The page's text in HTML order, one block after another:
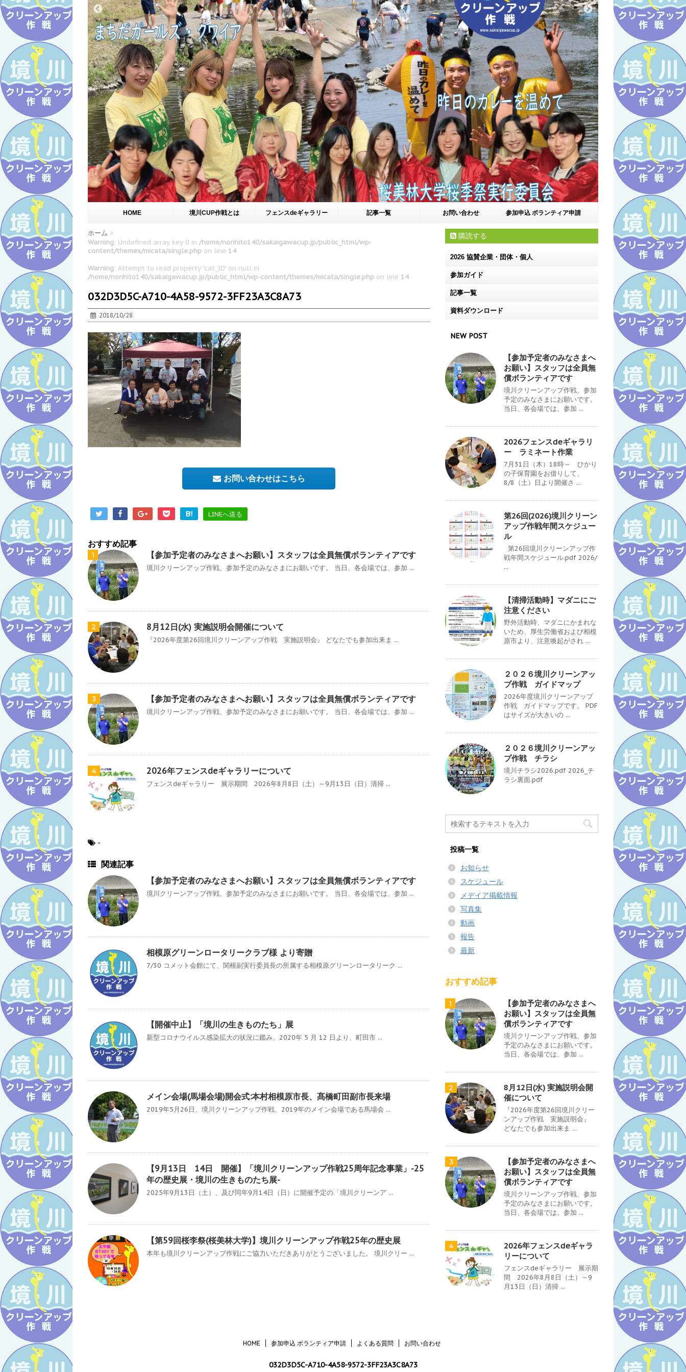
HOME 境川CUP作戦とは フェンスdeギャラリー 記事一覧 お問い合わせ 参加申込 ボランティア申請
ホーム >
Warning: Undefined array key 0 in /home/norihito140/sakaigawacup.jp/public_html/wp-
content/themes/micata/single.php on line 14
Warning: Attempt to read property "cat_ID" on null in
/home/norihito140/sakaigawacup.jp/public_html/wp-content/themes/micata/single.php on line 14
032D3D5C-A710-4A58-9572-3FF23A3C8A73
2018/10/28
お問い合わせはこちら
B! LINEへ送る
おすすめ記事
1 【参加予定者のみなさまへお願い】スタッフは全員無償ボランティアです
境川クリーンアップ作戦、参加予定のみなさまにお願いです。 当日、各会場では、参加 ...
2 8月12日(水) 実施説明会開催について
『2026年度第26回境川クリーンアップ作戦 実施説明会』 どなたでも参加出来ま ...
3 【参加予定者のみなさまへお願い】スタッフは全員無償ボランティアです
境川クリーンアップ作戦、参加予定のみなさまにお願いです。 当日、各会場では、参加 ...
4 2026年フェンスdeギャラリーについて
フェンスdeギャラリー 展示期間 2026年8月8日（土）～9月13日（日）清掃 ...
-
関連記事
【参加予定者のみなさまへお願い】スタッフは全員無償ボランティアです
境川クリーンアップ作戦、参加予定のみなさまにお願いです。 当日、各会場では、参加 ...
相模原グリーンロータリークラブ様 より寄贈
7/30 コメット会館にて、関根副実行委員長の所属する相模原グリーンロータリーク ...
【開催中止】「境川の生きものたち」展
新型コロナウイルス感染拡大の状況に鑑み、2020年 5 月 12 日より、町田市 ...
メイン会場(馬場会場)開会式:本村相模原市長、髙橋町田副市長来場
2019年5月26日、境川クリーンアップ作戦、2019年のメイン会場である馬場会 ...
【9月13日 14日 開催】「境川クリーンアップ作戦25周年記念事業」-25
年の歴史展・境川の生きものたち展-
2025年9月13日（土）、及び同年9月14日（日）に開催予定の「境川クリーンア ...
【第59回桜李祭(桜美林大学)】境川クリーンアップ作戦25年の歴史展
本年も境川クリーンアップ作戦にご協力いただきありがとうございました。 境川クリー ...
購読する
2026 協賛企業・団体・個人
参加ガイド
記事一覧
資料ダウンロード
NEW POST
【参加予定者のみなさまへ
お願い】スタッフは全員無
償ボランティアです
境川クリーンアップ作戦、参加
予定のみなさまにお願いです。
当日、各会場では、参加 ...
2026フェンスdeギャラリ
ー ラミネート作業
7月31日（木）18時～ ひかり
の子保育園をお借りして、
8/8（土）日より開催さ ...
第26回(2026)境川クリーン
アップ作戦年間スケジュー
ル
第26回境川クリーンアップ作
戦年間スケジュール.pdf 2026/
...
【清掃活動時】マダニにご
注意ください
野外活動時、マダニにかまれな
いため、厚生労働省および相模
原市より、注意喚起がされ ...
２０２６境川クリーンアッ
プ作戦 ガイドマップ
2026年度境川クリーンアップ
作戦 ガイドマップです。 PDF
はサイズが大きいの ...
２０２６境川クリーンアッ
プ作戦 チラシ
境川チラシ2026.pdf 2026_チ
ラシ裏面.pdf
投稿一覧
お知らせ
スケジュール
メデイア掲載情報
写真集
動画
報告
最新
おすすめ記事
1
【参加予定者のみなさまへ
お願い】スタッフは全員無
償ボランティアです
境川クリーンアップ作戦、参加
予定のみなさまにお願いです。
当日、各会場では、参加 ...
2
8月12日(水) 実施説明会開
催について
『2026年度第26回境川クリー
ンアップ作戦 実施説明会』
どなたでも参加出来ま ...
3
【参加予定者のみなさまへ
お願い】スタッフは全員無
償ボランティアです
境川クリーンアップ作戦、参加
予定のみなさまにお願いです。
当日、各会場では、参加 ...
4
2026年フェンスdeギャラ
リーについて
フェンスdeギャラリー 展示期
間 2026年8月8日（土）～9
月13日（日）清掃 ...
HOME 参加申込 ボランティア申請 よくある質問 お問い合わせ
032D3D5C-A710-4A58-9572-3FF23A3C8A73